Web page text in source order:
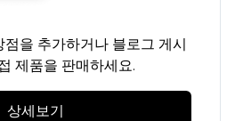
을 추가하거나 블로그 게시
제품을 판매하세요.
상세보기